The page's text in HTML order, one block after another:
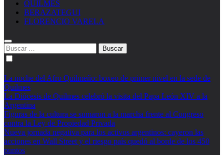
QUILMES
BERAZATEGUI
FLORENCIO VARELA
Buscar:
La noche del Afro Quilmeño: boxeo de primer nivel en la sede de
Quilmes
La Diócesis de Quilmes celebró la visita del Papa León XIV a la
Argentina
Figuras de la cultura se sumaron a la marcha frente al Congreso
contra la Ley de Propiedad Privada
Nueva jornada negativa para los activos argentinos: cayeron las
acciones en Wall Street y el riesgo país quedó al borde de los 450
puntos